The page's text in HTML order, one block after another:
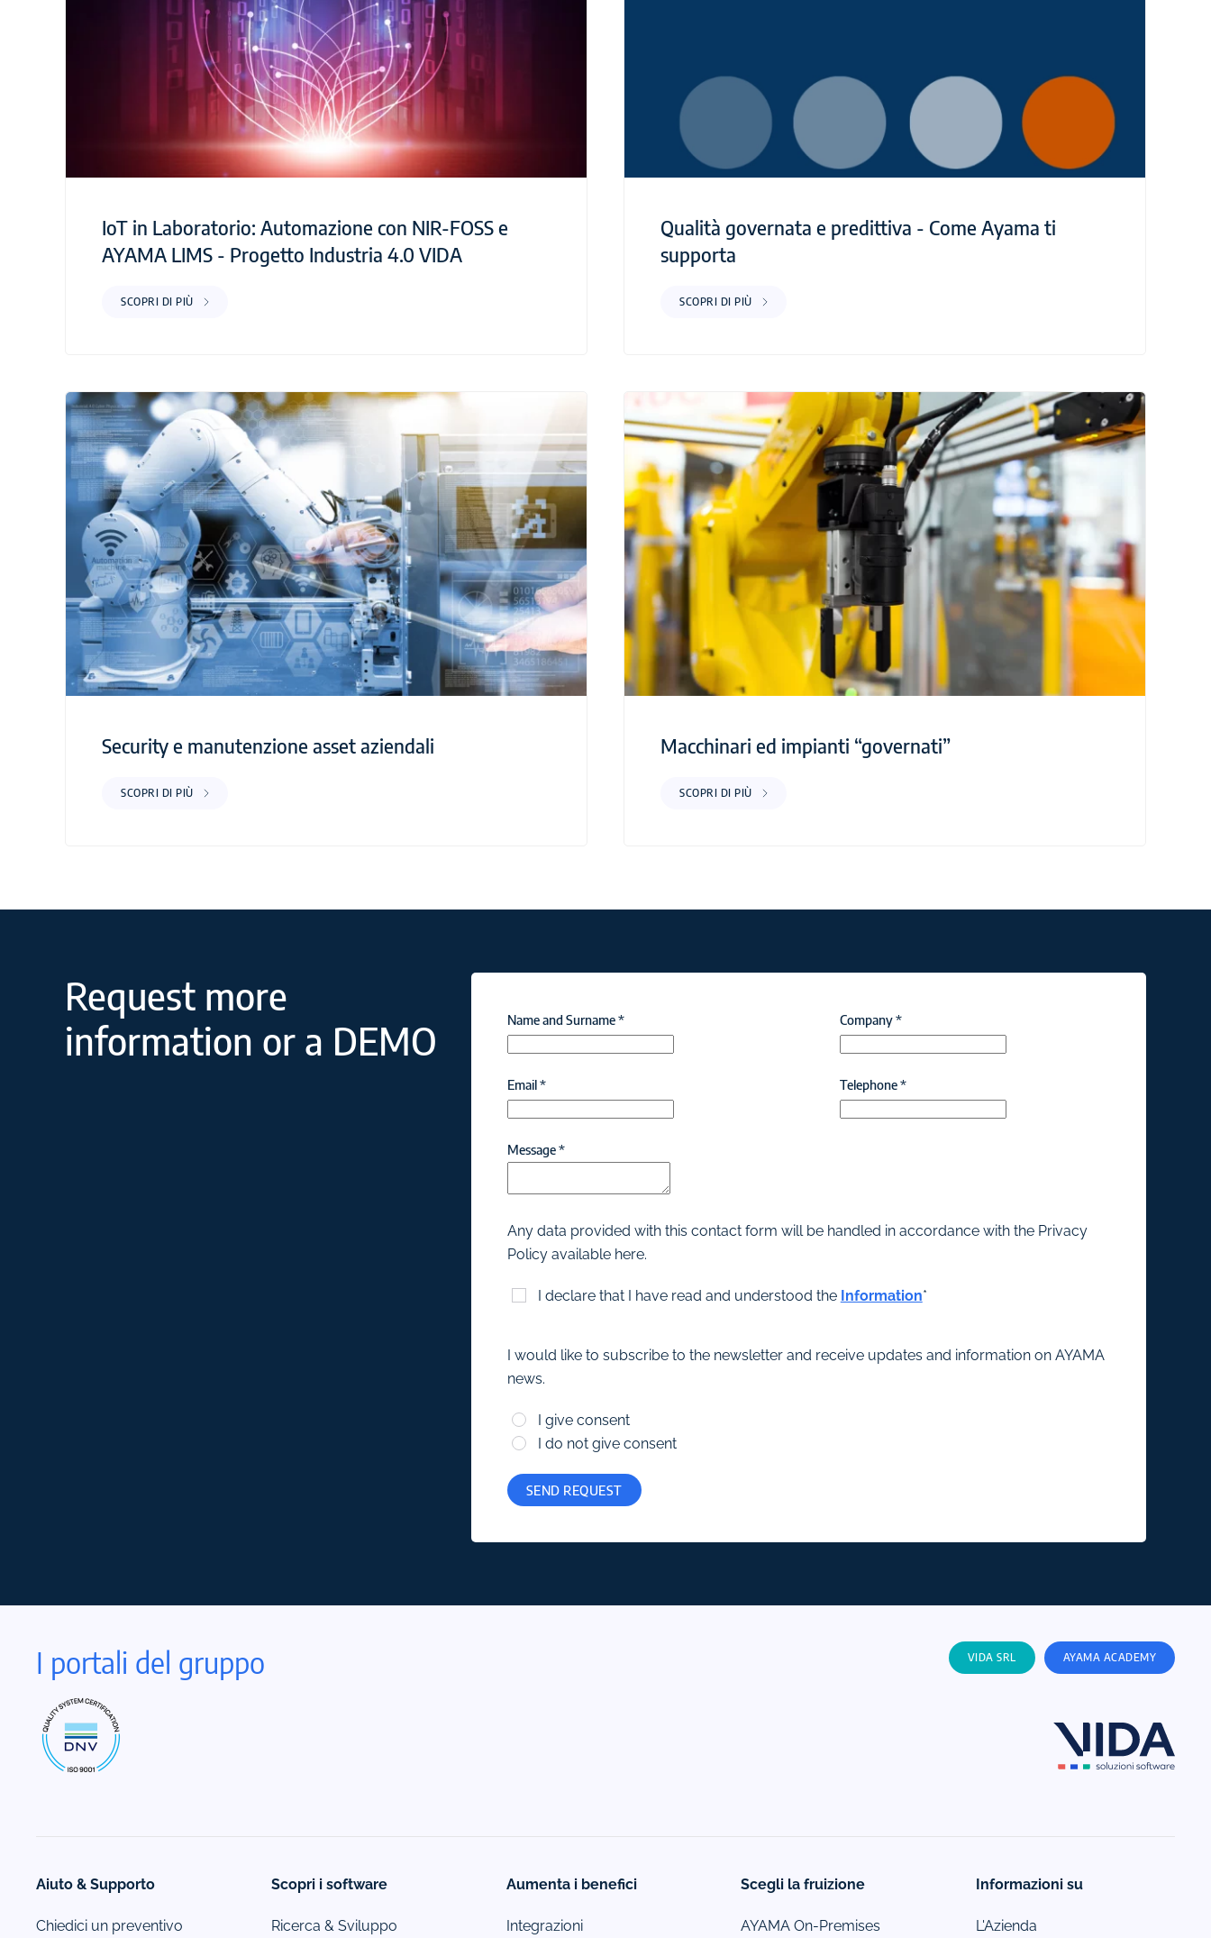
IoT in Laboratorio: Automazione con NIR-FOSS e
AYAMA LIMS - Progetto Industria 4.0 VIDA
SCOPRI DI PIÙ
Qualità governata e predittiva - Come Ayama ti
supporta
SCOPRI DI PIÙ
Security e manutenzione asset aziendali
SCOPRI DI PIÙ
Macchinari ed impianti “governati”
SCOPRI DI PIÙ
Request more
information or a DEMO
Name and Surname* Company*
Email* Telephone*
Message*
Any data provided with this contact form will be handled in accordance with the Privacy
Policy available here.
I declare that I have read and understood the Information*
I would like to subscribe to the newsletter and receive updates and information on AYAMA
news.
I give consent
I do not give consent
SEND REQUEST
I portali del gruppo VIDA SRL AYAMA ACADEMY
Aiuto & Supporto
Chiedici un preventivo
Scopri i software
Ricerca & Sviluppo
Aumenta i benefici
Integrazioni
Scegli la fruizione
AYAMA On-Premises
Informazioni su
L'Azienda